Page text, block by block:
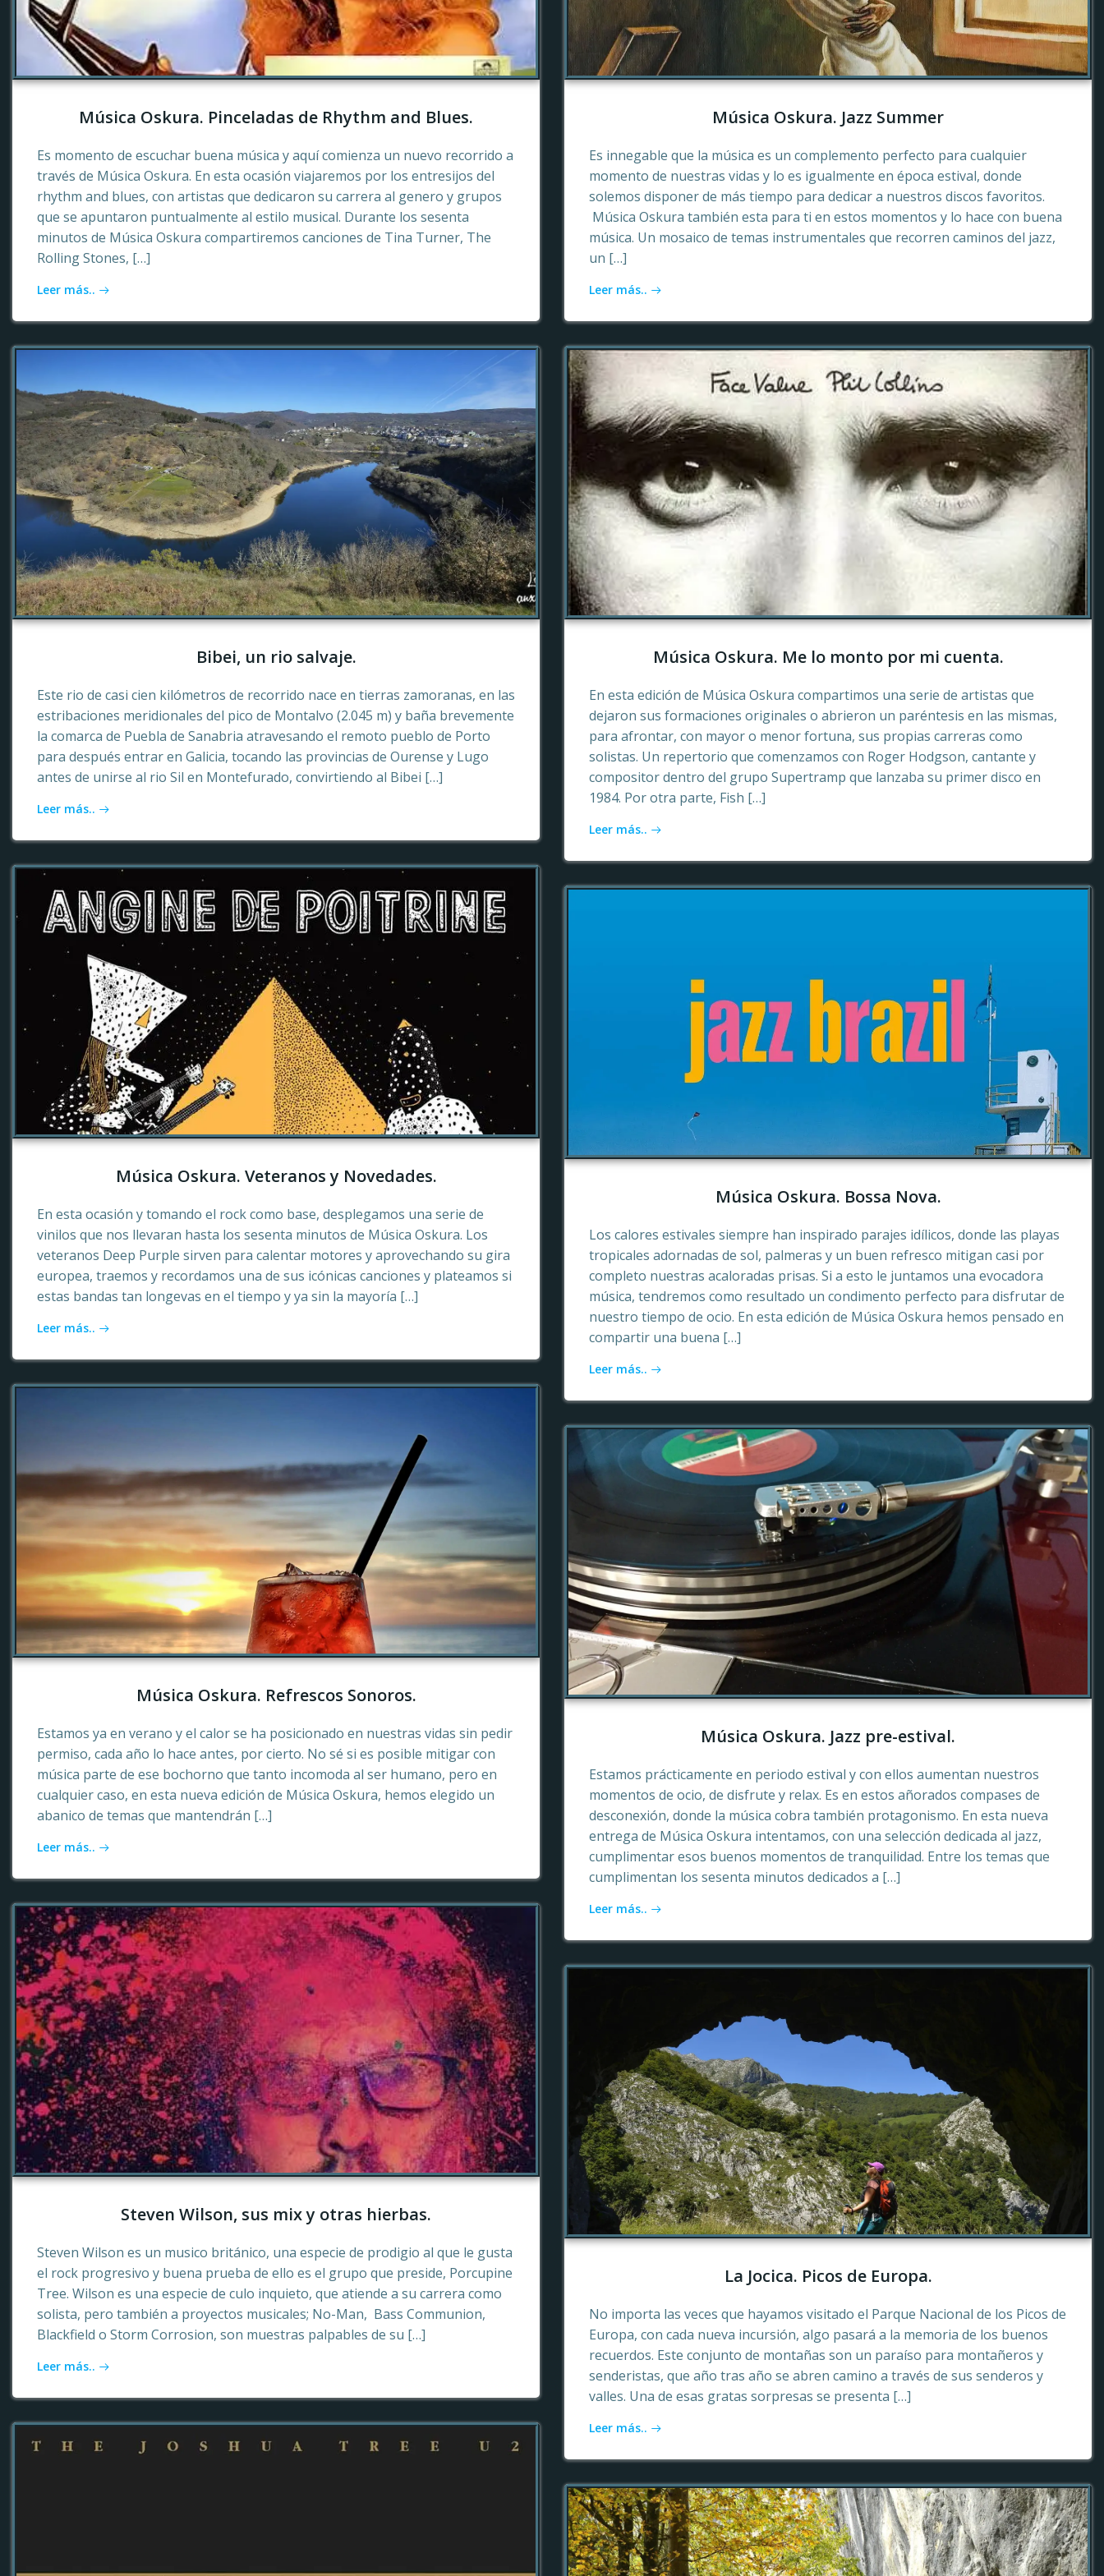
Música Oskura. Pinceladas de Rhythm and Blues.
Es momento de escuchar buena música y aquí comienza un nuevo recorrido a
través de Música Oskura. En esta ocasión viajaremos por los entresijos del
rhythm and blues, con artistas que dedicaron su carrera al genero y grupos
que se apuntaron puntualmente al estilo musical. Durante los sesenta
minutos de Música Oskura compartiremos canciones de Tina Turner, The
Rolling Stones, […]
Leer más..
Música Oskura. Jazz Summer
Es innegable que la música es un complemento perfecto para cualquier
momento de nuestras vidas y lo es igualmente en época estival, donde
solemos disponer de más tiempo para dedicar a nuestros discos favoritos.
Música Oskura también esta para ti en estos momentos y lo hace con buena
música. Un mosaico de temas instrumentales que recorren caminos del jazz,
un […]
Leer más..
Bibei, un rio salvaje.
Este rio de casi cien kilómetros de recorrido nace en tierras zamoranas, en las
estribaciones meridionales del pico de Montalvo (2.045 m) y baña brevemente
la comarca de Puebla de Sanabria atravesando el remoto pueblo de Porto
para después entrar en Galicia, tocando las provincias de Ourense y Lugo
antes de unirse al rio Sil en Montefurado, convirtiendo al Bibei […]
Leer más..
Música Oskura. Me lo monto por mi cuenta.
En esta edición de Música Oskura compartimos una serie de artistas que
dejaron sus formaciones originales o abrieron un paréntesis en las mismas,
para afrontar, con mayor o menor fortuna, sus propias carreras como
solistas. Un repertorio que comenzamos con Roger Hodgson, cantante y
compositor dentro del grupo Supertramp que lanzaba su primer disco en
1984. Por otra parte, Fish […]
Leer más..
Música Oskura. Veteranos y Novedades.
En esta ocasión y tomando el rock como base, desplegamos una serie de
vinilos que nos llevaran hasta los sesenta minutos de Música Oskura. Los
veteranos Deep Purple sirven para calentar motores y aprovechando su gira
europea, traemos y recordamos una de sus icónicas canciones y plateamos si
estas bandas tan longevas en el tiempo y ya sin la mayoría […]
Leer más..
Música Oskura. Bossa Nova.
Los calores estivales siempre han inspirado parajes idílicos, donde las playas
tropicales adornadas de sol, palmeras y un buen refresco mitigan casi por
completo nuestras acaloradas prisas. Si a esto le juntamos una evocadora
música, tendremos como resultado un condimento perfecto para disfrutar de
nuestro tiempo de ocio. En esta edición de Música Oskura hemos pensado en
compartir una buena […]
Leer más..
Música Oskura. Refrescos Sonoros.
Estamos ya en verano y el calor se ha posicionado en nuestras vidas sin pedir
permiso, cada año lo hace antes, por cierto. No sé si es posible mitigar con
música parte de ese bochorno que tanto incomoda al ser humano, pero en
cualquier caso, en esta nueva edición de Música Oskura, hemos elegido un
abanico de temas que mantendrán […]
Leer más..
Música Oskura. Jazz pre-estival.
Estamos prácticamente en periodo estival y con ellos aumentan nuestros
momentos de ocio, de disfrute y relax. Es en estos añorados compases de
desconexión, donde la música cobra también protagonismo. En esta nueva
entrega de Música Oskura intentamos, con una selección dedicada al jazz,
cumplimentar esos buenos momentos de tranquilidad. Entre los temas que
cumplimentan los sesenta minutos dedicados a […]
Leer más..
Steven Wilson, sus mix y otras hierbas.
Steven Wilson es un musico británico, una especie de prodigio al que le gusta
el rock progresivo y buena prueba de ello es el grupo que preside, Porcupine
Tree. Wilson es una especie de culo inquieto, que atiende a su carrera como
solista, pero también a proyectos musicales; No-Man, Bass Communion,
Blackfield o Storm Corrosion, son muestras palpables de su […]
Leer más..
La Jocica. Picos de Europa.
No importa las veces que hayamos visitado el Parque Nacional de los Picos de
Europa, con cada nueva incursión, algo pasará a la memoria de los buenos
recuerdos. Este conjunto de montañas son un paraíso para montañeros y
senderistas, que año tras año se abren camino a través de sus senderos y
valles. Una de esas gratas sorpresas se presenta […]
Leer más..